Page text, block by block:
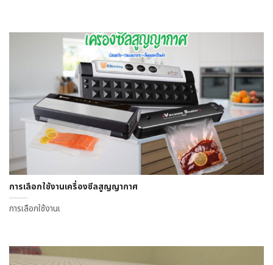
การเลือกใช้งานเครื่องซีลสูญญากาศ
การเลือกใช้งานเ